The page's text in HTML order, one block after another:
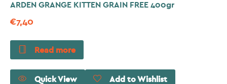
ARDEN GRANGE KITTEN GRAIN FREE 400gr
€7,40
Read more
Quick View Add to Wishlist